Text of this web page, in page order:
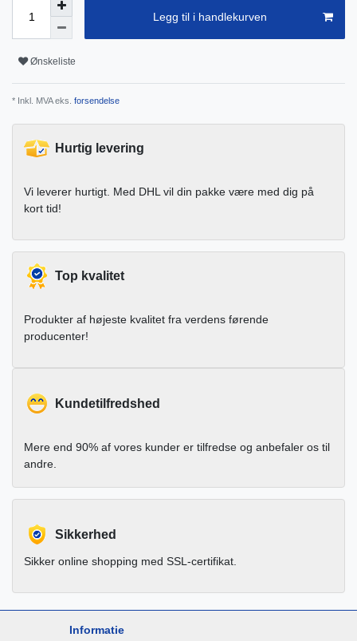
Legg til i handlekurven
Ønskeliste
* Inkl. MVA eks. forsendelse
Hurtig levering
Vi leverer hurtigt. Med DHL vil din pakke være med dig på
kort tid!
Top kvalitet
Produkter af højeste kvalitet fra verdens førende
producenter!
Kundetilfredshed
Mere end 90% af vores kunder er tilfredse og anbefaler os til
andre.
Sikkerhed
Sikker online shopping med SSL-certifikat.
Informatie